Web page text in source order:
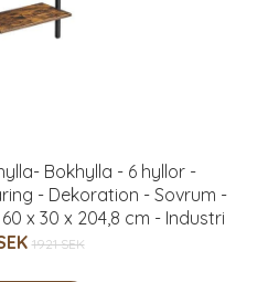
Bokhylla - 6 hyllor -
- Dekoration - Sovrum -
x 30 x 204,8 cm - Industri
1921 SEK